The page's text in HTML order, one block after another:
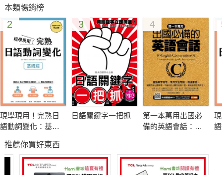
本類暢銷榜
2
現學現用！完熟日
語動詞變化：基礎
音檔)
3
日語關鍵字一把抓
4
第一本萬用出國必
備的英語會話：重
話
推薦你買好東西